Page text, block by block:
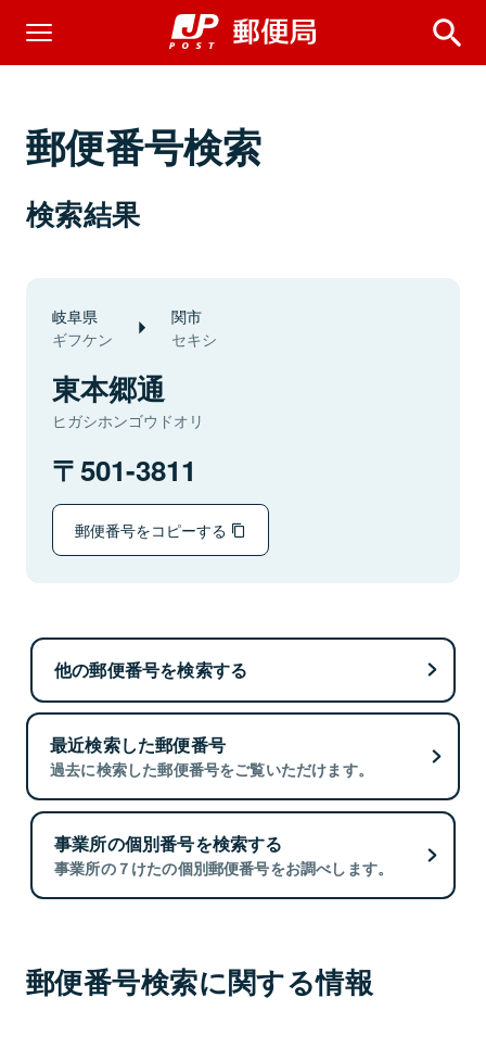
郵便番号検索
検索結果
岐阜県
ギフケン
関市
セキシ
東本郷通
ヒガシホンゴウドオリ
501-3811
郵便番号をコピーする
他の郵便番号を検索する
最近検索した郵便番号
過去に検索した郵便番号をご覧いただけます。
事業所の個別番号を検索する
事業所の７けたの個別郵便番号をお調べします。
郵便番号検索に関する情報